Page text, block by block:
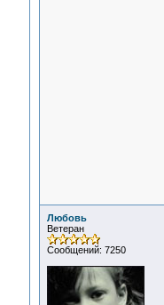
Любовь
Ветеран
Сообщений: 7250